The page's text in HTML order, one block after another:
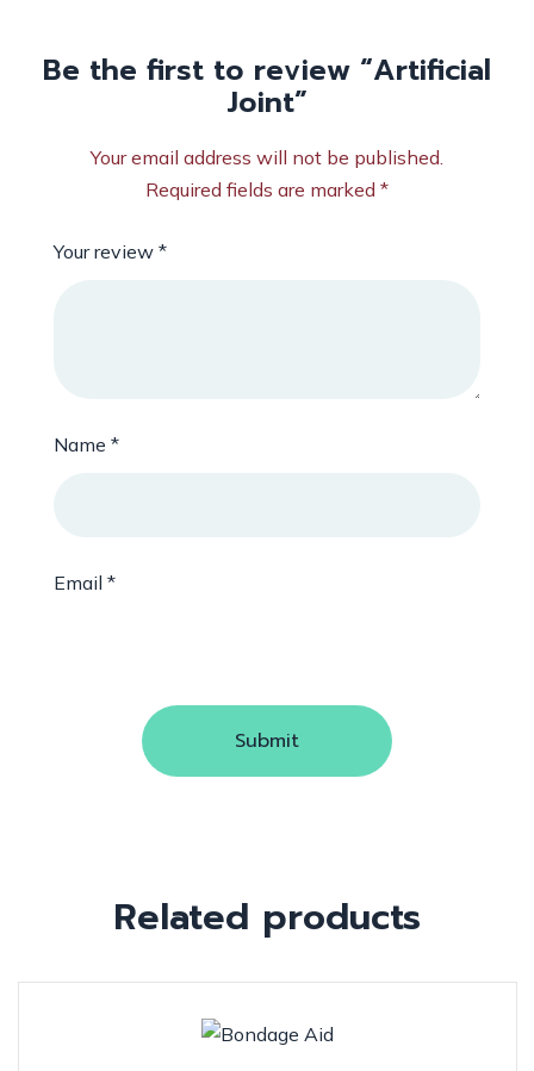
Be the first to review “Artificial
Joint”
Your email address will not be published.
Required fields are marked *
Your review *
Name *
Email *
Related products